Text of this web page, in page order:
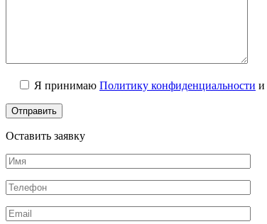
Я принимаю Политику конфиденциальности и
Оставить заявку